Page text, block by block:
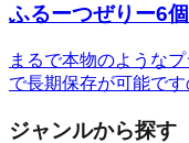
ふるーつぜりー6
まるで本物のような
で長期保存が可能です
ジャンルから探す